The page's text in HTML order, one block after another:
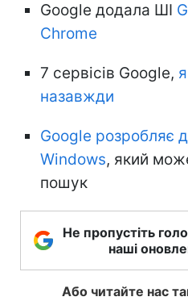
Google додала ШІ
Chrome
7 сервісів Google,
назавжди
Google розробляє
Windows, який
пошук
Не пропустіть
наші
Або читайте нас